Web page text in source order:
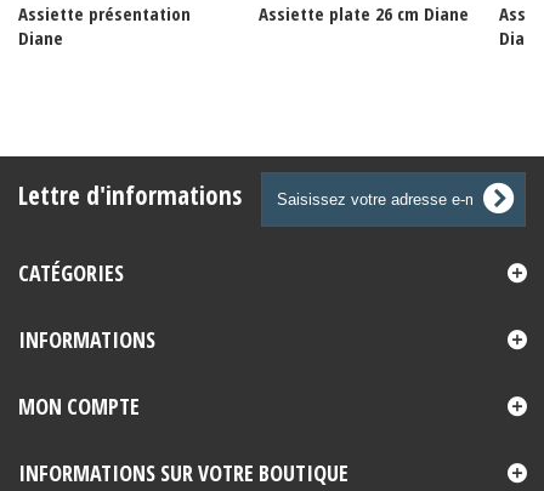
Assiette présentation
Diane
Assiette plate 26 cm Diane
Diane
Lettre d'informations
CATÉGORIES
INFORMATIONS
MON COMPTE
INFORMATIONS SUR VOTRE BOUTIQUE